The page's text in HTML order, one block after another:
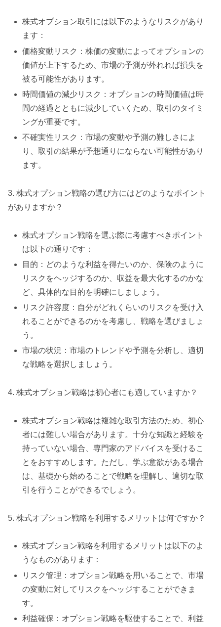
株式オプション取引には以下のようなリスクがあり
ます：
価格変動リスク：株価の変動によってオプションの
価値が上下するため、市場の予測が外れれば損失を
被る可能性があります。
時間価値の減少リスク：オプションの時間価値は時
間の経過とともに減少していくため、取引のタイミ
ングが重要です。
不確実性リスク：市場の変動や予測の難しさによ
り、取引の結果が予想通りにならない可能性があり
ます。
3. 株式オプション戦略の選び方にはどのようなポイント
がありますか？
株式オプション戦略を選ぶ際に考慮すべきポイント
は以下の通りです：
目的：どのような利益を得たいのか、保険のように
リスクをヘッジするのか、収益を最大化するのかな
ど、具体的な目的を明確にしましょう。
リスク許容度：自分がどれくらいのリスクを受け入
れることができるのかを考慮し、戦略を選びましょ
う。
市場の状況：市場のトレンドや予測を分析し、適切
な戦略を選択しましょう。
4. 株式オプション戦略は初心者にも適していますか？
株式オプション戦略は複雑な取引方法のため、初心
者には難しい場合があります。十分な知識と経験を
持っていない場合、専門家のアドバイスを受けるこ
とをおすすめします。ただし、学ぶ意欲がある場合
は、基礎から始めることで戦略を理解し、適切な取
引を行うことができるでしょう。
5. 株式オプション戦略を利用するメリットは何ですか？
株式オプション戦略を利用するメリットは以下のよ
うなものがあります：
リスク管理：オプション戦略を用いることで、市場
の変動に対してリスクをヘッジすることができま
す。
利益確保：オプション戦略を駆使することで、利益